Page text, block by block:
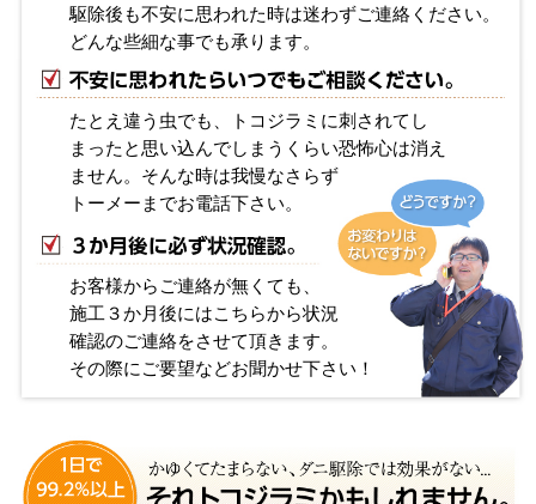
駆除後も不安に思われた時は迷わずご連絡ください。
どんな些細な事でも承ります。
たとえ違う虫でも、トコジラミに刺されてし
まったと思い込んでしまうくらい恐怖心は消え
ません。そんな時は我慢なさらず
トーメーまでお電話下さい。
お客様からご連絡が無くても、
施工３か月後にはこちらから状況
確認のご連絡をさせて頂きます。
その際にご要望などお聞かせ下さい！